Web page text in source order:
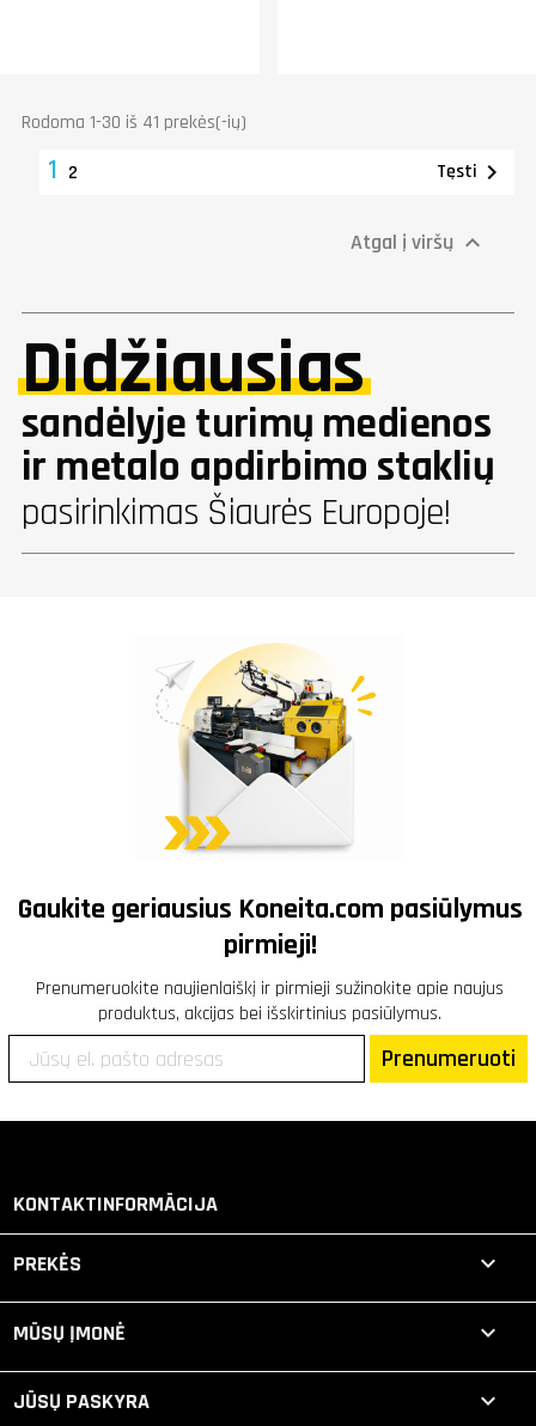
Rodoma 1-30 iš 41 prekės(-ių)
1 2 Tęsti 
Atgal į viršų 
Didžiausias
sandėlyje turimų medienos
ir metalo apdirbimo staklių
pasirinkimas Šiaurės Europoje!
Gaukite geriausius Koneita.com pasiūlymus
pirmieji!
Prenumeruokite naujienlaiškį ir pirmieji sužinokite apie naujus
produktus, akcijas bei išskirtinius pasiūlymus.
Prenumeruoti
KONTAKTINFORMĀCIJA
PREKĖS 
MŪSŲ ĮMONĖ 
JŪSŲ PASKYRA 